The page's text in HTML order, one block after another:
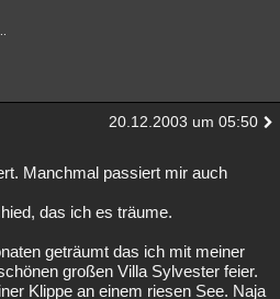
20.12.2003 um 05:50
Manchmal passiert mir auch
das ich es träume.
geträumt das ich mit meiner
großen Villa Sylvester feier.
Klippe an einem riesen See. Naja